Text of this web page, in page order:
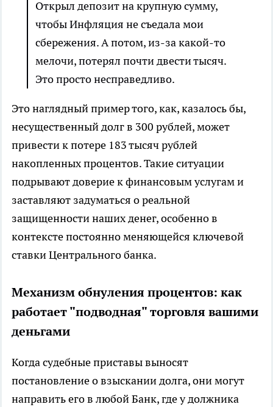
Открыл депозит на крупную сумму,
чтобы Инфляция не съедала мои
сбережения. А потом, из-за какой-то
мелочи, потерял почти двести тысяч.
Это просто несправедливо.
Это наглядный пример того, как, казалось бы,
несущественный долг в 300 рублей, может
привести к потере 183 тысяч рублей
накопленных процентов. Такие ситуации
подрывают доверие к финансовым услугам и
заставляют задуматься о реальной
защищенности наших денег, особенно в
контексте постоянно меняющейся ключевой
ставки Центрального банка.
Механизм обнуления процентов: как
работает "подводная" торговля вашими
деньгами
Когда судебные приставы выносят
постановление о взыскании долга, они могут
направить его в любой Банк, где у должника